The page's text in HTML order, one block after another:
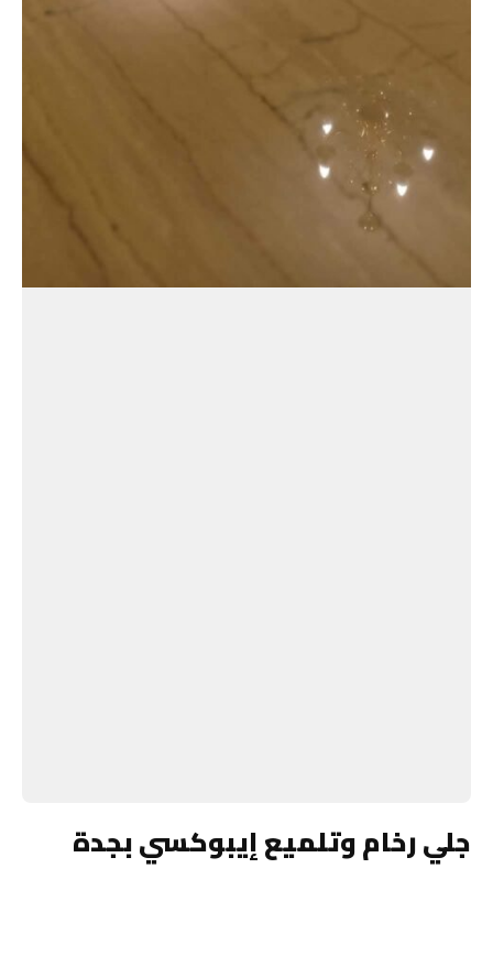
جلي رخام وتلميع إيبوكسي بجدة